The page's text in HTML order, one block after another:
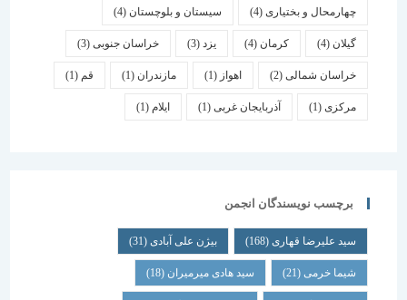
چهارمحال و بختیاری (4) سیستان و بلوچستان(4)
کرمان یزد خراسان جنوبی(3)
خراسان شمالی(2) اهواز مازندران(1) قم
(1) آذربایجان غربی(1) ایلام
برچسب نویسندگان انجمن
سید علیرضا قهاری(168) بیژن علی آبادی(31)
شیما خرمی(21) سید هادی میرمیران(18)